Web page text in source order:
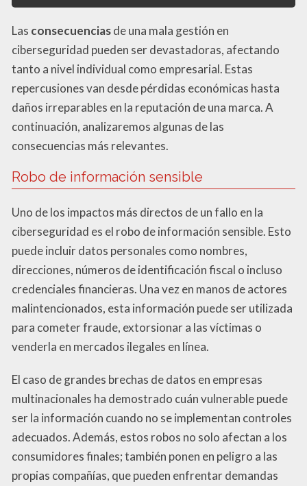
Las consecuenciasde una mala gestión en
ciberseguridad pueden ser devastadoras, afectando
tanto a nivel individual como empresarial. Estas
repercusiones van desde pérdidas económicas hasta
daños irreparables en la reputación de una marca. A
continuación, analizaremos algunas de las
consecuencias más relevantes.
Robo de información sensible
Uno de los impactos más directos de un fallo en la
ciberseguridad es el robo de información sensible. Esto
puede incluir datos personales como nombres,
direcciones, números de identificación fiscal o incluso
credenciales financieras. Una vez en manos de actores
malintencionados, esta información puede ser utilizada
para cometer fraude, extorsionar a las víctimas o
venderla en mercados ilegales en línea.
El caso de grandes brechas de datos en empresas
multinacionales ha demostrado cuán vulnerable puede
ser la información cuando no se implementan controles
adecuados. Además, estos robos no solo afectan a los
consumidores finales; también ponen en peligro a las
propias compañías, que pueden enfrentar demandas